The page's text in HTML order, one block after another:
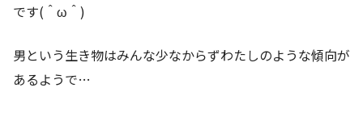
です(＾ω＾)
男という生き物はみんな少なからずわたしのような傾向が
あるようで…